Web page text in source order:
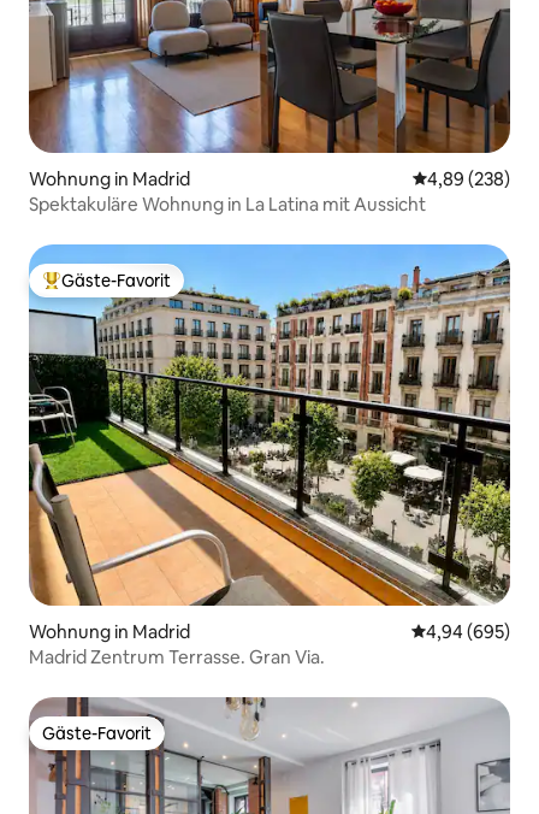
Wohnung in Madrid
4,89 (238)
Spektakuläre Wohnung in La Latina mit Aussicht
Beliebter Gäste-Favorit.
Gäste-Favorit
Wohnung in Madrid
4,94 (695)
Madrid Zentrum Terrasse. Gran Via.
Gäste-Favorit
Gäste-Favorit